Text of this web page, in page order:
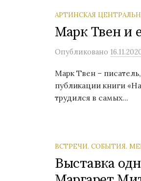
АРТИНСКАЯ
Марк Твен и
Опубликовано
Марк Твен –
публикации книги
трудился в самых...
ВСТРЕЧИ. СОБЫТИЯ.
Выставка